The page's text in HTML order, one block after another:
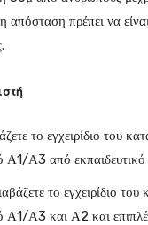
πρέπει να
το εγχειρίδιο του
Α1/Α3 από
το εγχειρίδιο
Α1/Α3 και Α2 και